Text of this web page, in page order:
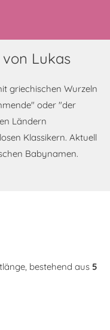
Lukas
griechischen Wurzeln
oder "der
Ländern
Klassikern. Aktuell
Babynamen.
bestehend aus 5